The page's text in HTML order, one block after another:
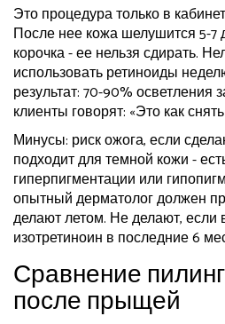
Это процедура только в
После нее кожа шелушится 5-7
корочка - ее нельзя сдирать.
использовать ретиноиды
результат: 70-90% осветления
клиенты говорят: «Это как
Минусы: риск ожога, если
подходит для темной кожи -
гиперпигментации или
опытный дерматолог должен
делают летом. Не делают,
изотретиноин в последние 6
Сравнение
после прыщей